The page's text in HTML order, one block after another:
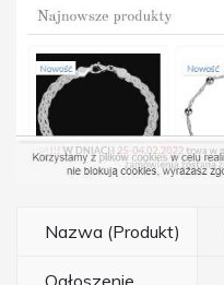
Nazwa (Produkt)
Ogłoszenie